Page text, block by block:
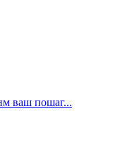
ваш пошаг...